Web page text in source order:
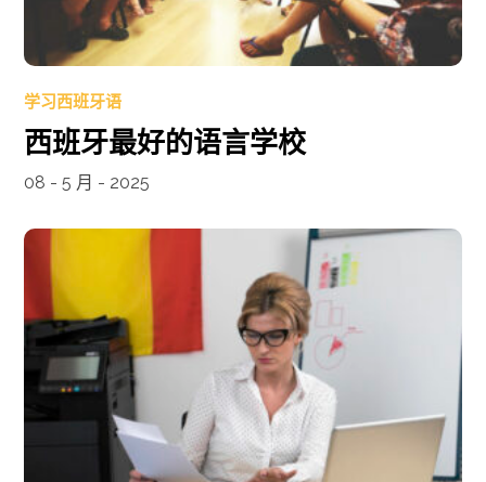
学习西班牙语
西班牙最好的语言学校
08 - 5 月 - 2025